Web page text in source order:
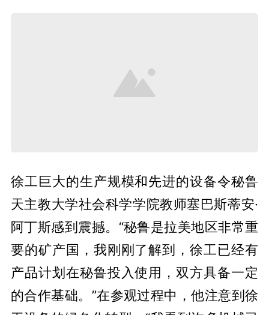
徐工巨大的生产规模和先进的设备令秘鲁
天主教大学社会科学学院教师塞巴斯蒂安·
阿丁斯感到震撼。“秘鲁是拉美地区非常重
要的矿产国，我刚刚了解到，徐工已经有
产品计划在秘鲁投入使用，双方具备一定
的合作基础。”在参观过程中，他注意到徐